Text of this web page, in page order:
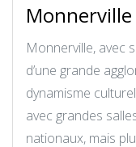
Monnerville
Monnerville, avec
d’une grande
dynamisme
avec grandes
nationaux, mais